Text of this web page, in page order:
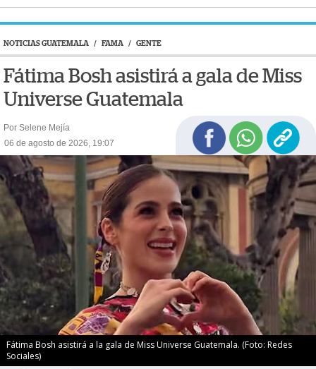
NOTICIAS GUATEMALA / FAMA / GENTE
Fátima Bosh asistirá a gala de Miss
Universe Guatemala
Por Selene Mejía
06 de agosto de 2026, 19:07
Fátima Bosh asistirá a la gala de Miss Universe Guatemala. (Foto: Redes
Sociales)